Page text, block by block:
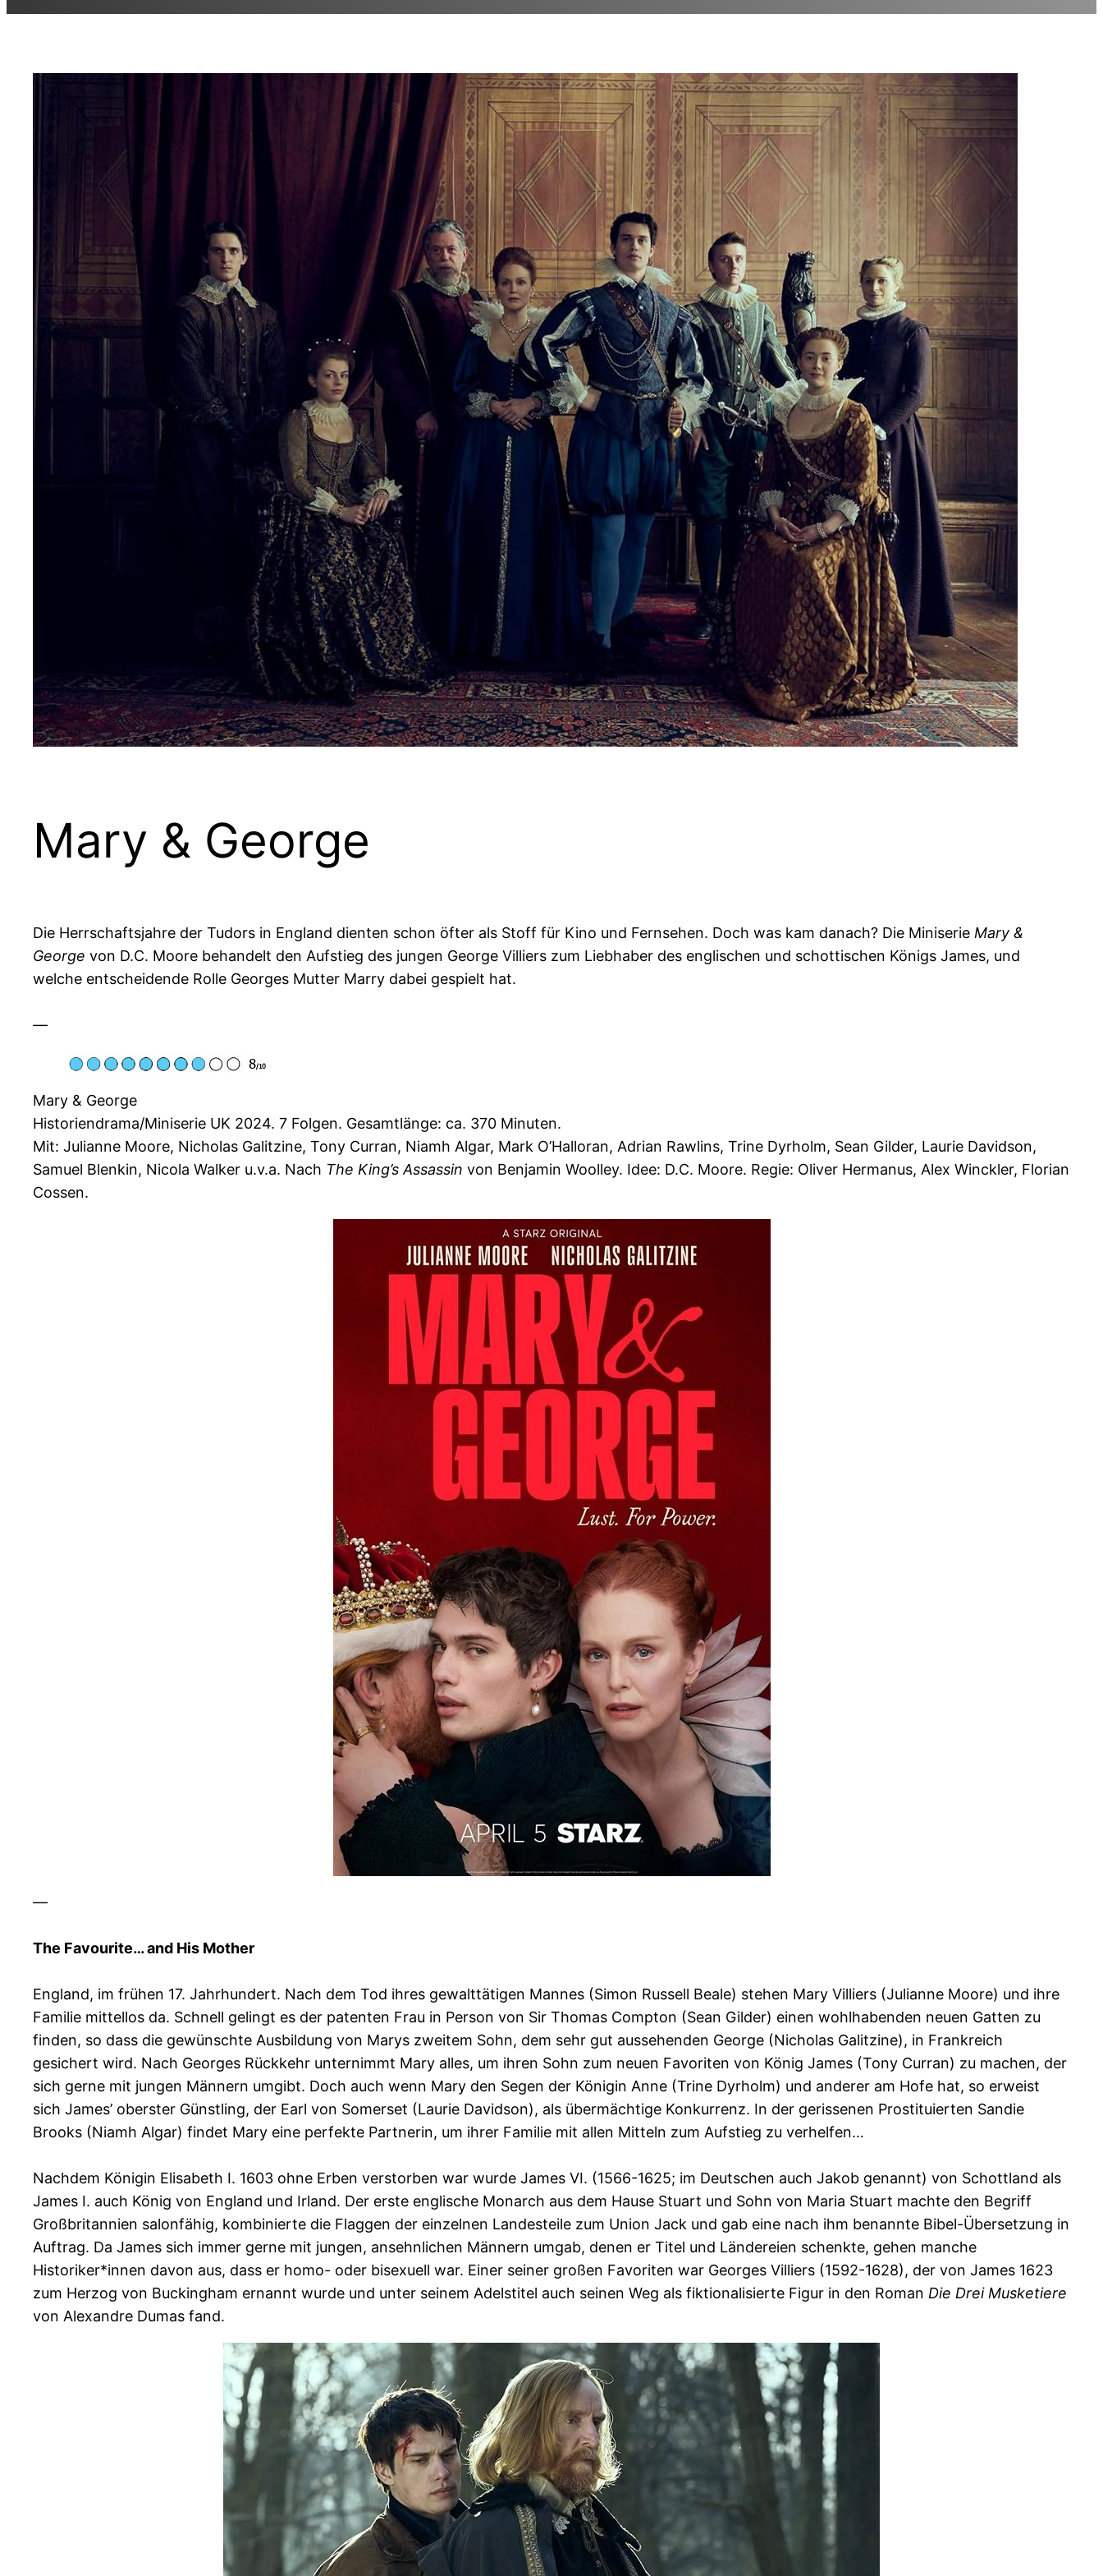
Mary & George
Die Herrschaftsjahre der Tudors in England dienten schon öfter als Stoff für Kino und Fernsehen. Doch was kam danach? Die Miniserie Mary &
George von D.C. Moore behandelt den Aufstieg des jungen George Villiers zum Liebhaber des englischen und schottischen Königs James, und
welche entscheidende Rolle Georges Mutter Marry dabei gespielt hat.
—
Mary & George
Historiendrama/Miniserie UK 2024. 7 Folgen. Gesamtlänge: ca. 370 Minuten.
Mit: Julianne Moore, Nicholas Galitzine, Tony Curran, Niamh Algar, Mark O’Halloran, Adrian Rawlins, Trine Dyrholm, Sean Gilder, Laurie Davidson,
Samuel Blenkin, Nicola Walker u.v.a. Nach The King’s Assassin von Benjamin Woolley. Idee: D.C. Moore. Regie: Oliver Hermanus, Alex Winckler, Florian
Cossen.
—
The Favourite… and His Mother
England, im frühen 17. Jahrhundert. Nach dem Tod ihres gewalttätigen Mannes (Simon Russell Beale) stehen Mary Villiers (Julianne Moore) und ihre
Familie mittellos da. Schnell gelingt es der patenten Frau in Person von Sir Thomas Compton (Sean Gilder) einen wohlhabenden neuen Gatten zu
finden, so dass die gewünschte Ausbildung von Marys zweitem Sohn, dem sehr gut aussehenden George (Nicholas Galitzine), in Frankreich
gesichert wird. Nach Georges Rückkehr unternimmt Mary alles, um ihren Sohn zum neuen Favoriten von König James (Tony Curran) zu machen, der
sich gerne mit jungen Männern umgibt. Doch auch wenn Mary den Segen der Königin Anne (Trine Dyrholm) und anderer am Hofe hat, so erweist
sich James’ oberster Günstling, der Earl von Somerset (Laurie Davidson), als übermächtige Konkurrenz. In der gerissenen Prostituierten Sandie
Brooks (Niamh Algar) findet Mary eine perfekte Partnerin, um ihrer Familie mit allen Mitteln zum Aufstieg zu verhelfen…
Nachdem Königin Elisabeth I. 1603 ohne Erben verstorben war wurde James VI. (1566-1625; im Deutschen auch Jakob genannt) von Schottland als
James I. auch König von England und Irland. Der erste englische Monarch aus dem Hause Stuart und Sohn von Maria Stuart machte den Begriff
Großbritannien salonfähig, kombinierte die Flaggen der einzelnen Landesteile zum Union Jack und gab eine nach ihm benannte Bibel-Übersetzung in
Auftrag. Da James sich immer gerne mit jungen, ansehnlichen Männern umgab, denen er Titel und Ländereien schenkte, gehen manche
Historiker*innen davon aus, dass er homo- oder bisexuell war. Einer seiner großen Favoriten war Georges Villiers (1592-1628), der von James 1623
zum Herzog von Buckingham ernannt wurde und unter seinem Adelstitel auch seinen Weg als fiktionalisierte Figur in den Roman Die Drei Musketiere
von Alexandre Dumas fand.